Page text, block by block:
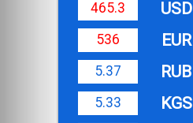
465.3 USD
536
EUR
5.37
RUB
5.33
KGS